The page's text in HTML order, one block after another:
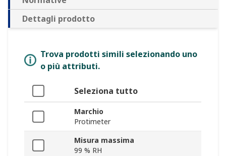
Dettagli prodotto
Trova prodotti simili selezionando uno
o più attributi.
Seleziona tutto
Marchio
Protimeter
Misura massima
99 % RH